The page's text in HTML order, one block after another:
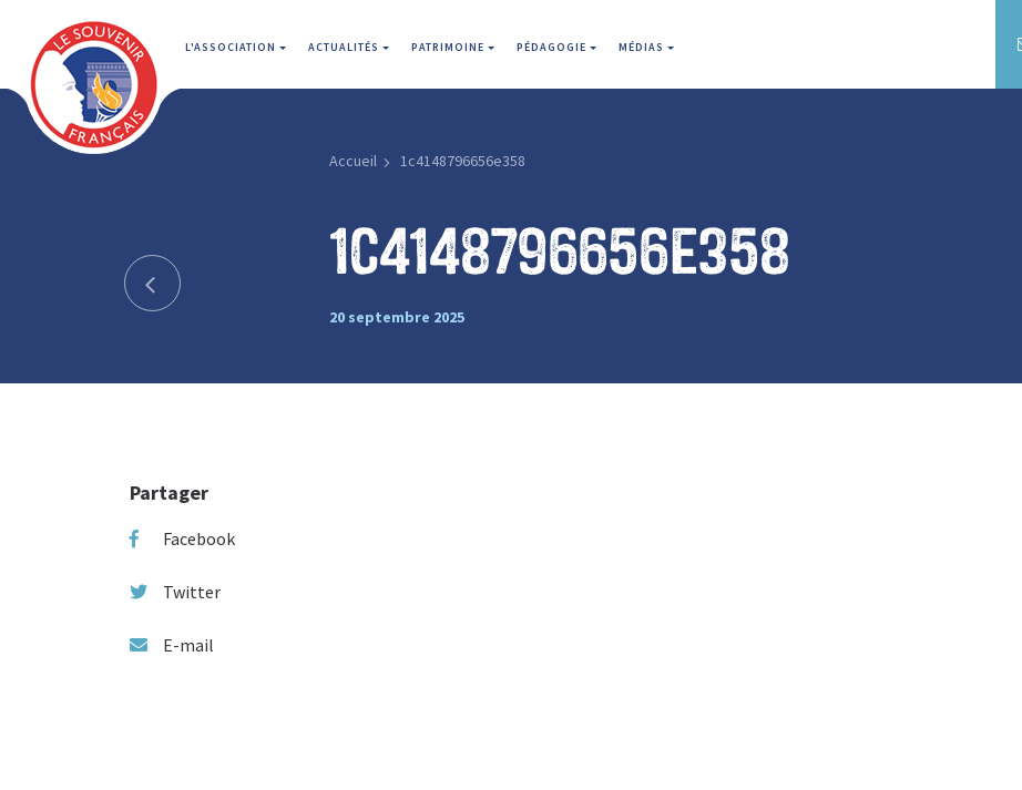
L'ASSOCIATION ACTUALITÉS PATRIMOINE PÉDAGOGIE MÉDIAS
Accueil 1c4148796656e358
1c4148796656e358
20 septembre 2025
Partager
Facebook
Twitter
E-mail